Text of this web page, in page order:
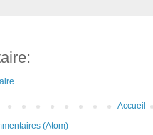
Accueil
(Atom)